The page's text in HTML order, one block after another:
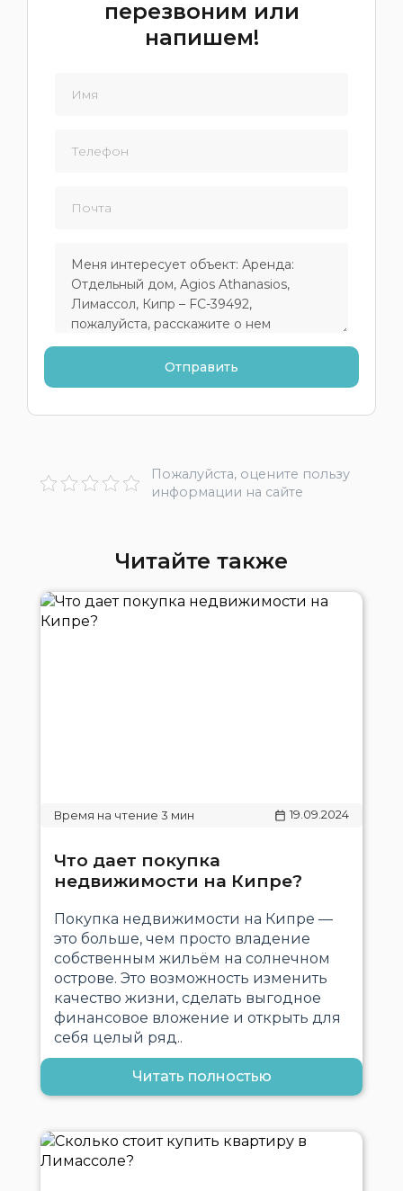
перезвоним или
напишем!
Пожалуйста, оцените пользу
информации на сайте
Читайте также
19.09.2024
Что дает покупка
недвижимости на Кипре?
Покупка недвижимости на Кипре —
это больше, чем просто владение
собственным жильём на солнечном
острове. Это возможность изменить
качество жизни, сделать выгодное
финансовое вложение и открыть для
себя целый ряд..
Читать полностью